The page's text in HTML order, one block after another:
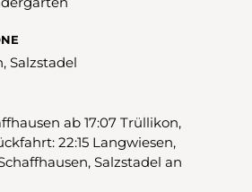
Salzstadel
17:07 Trüllikon,
ab 23:10 Schaffhausen, Salzstadel an